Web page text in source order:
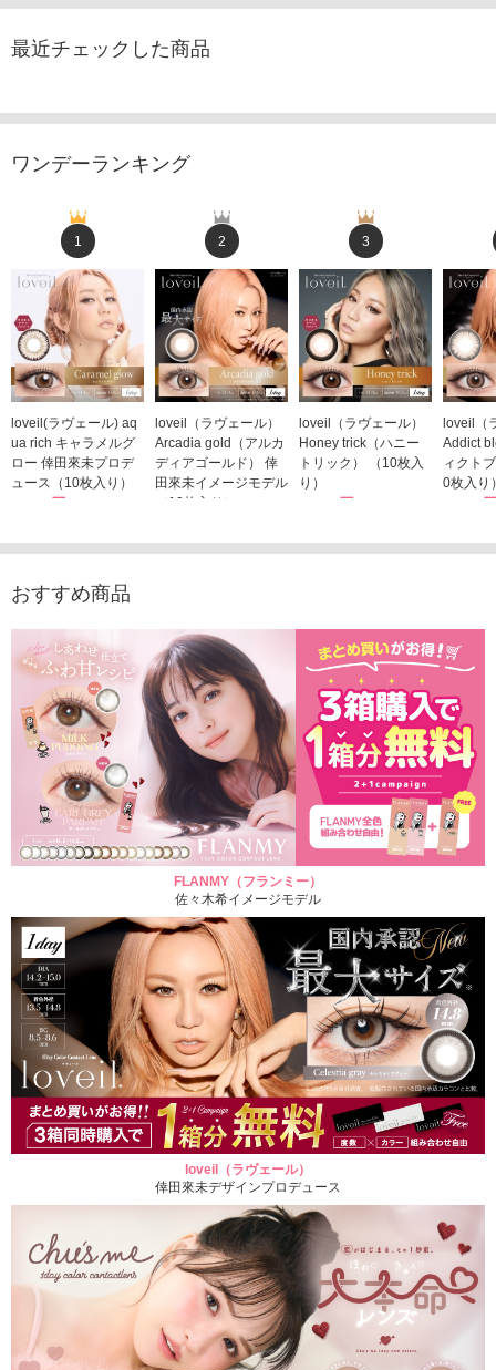
最近チェックした商品
ワンデーランキング
1
loveil(ラヴェール) aq
ua rich キャラメルグ
ロー 倖田來未プロデ
ュース（10枚入り）
1,760円
2
loveil（ラヴェール）
Arcadia gold（アルカ
ディアゴールド） 倖
田來未イメージモデル
（10枚入り）
3
loveil（ラヴェール）
Honey trick（ハニー
トリック） （10枚入
り）
1,760円
loveil（
Addict
ィクト
0枚入り
1,760
おすすめ商品
FLANMY（フランミー）
佐々木希イメージモデル
loveil（ラヴェール）
倖田來未デザインプロデュース